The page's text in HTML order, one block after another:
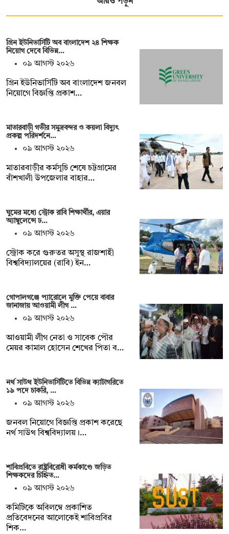
গ্রিন ইউনিভার্সিটি অব বাংলাদেশ ২৪ শিক্ষক
নিয়োগ দেবে বিভিন্ন…
০৯ আগস্ট ২০২৬
গ্রিন ইউনিভার্সিটি অব বাংলাদেশ জনবল
নিয়োগে বিজ্ঞপ্তি প্রকাশ…
মাতারবাড়ী গভীর সমুদ্রবন্দর ও কয়লা বিদ্যুৎ
প্রকল্প পরিদর্শনে…
০৯ আগস্ট ২০২৬
মাতারবাড়ীর কর্মসূচি শেষে চট্টগ্রামের
বাঁশখালী উপজেলার বাহার…
ঘুমের মধ্যে স্ট্রোক রাবি শিক্ষার্থীর, এয়ার
অ্যাম্বুলেন্সে ঢ…
০৯ আগস্ট ২০২৬
স্ট্রোক করে গুরুতর অসুস্থ রাজশাহী
বিশ্ববিদ্যালয়ের (রাবি) ইন…
গোপালগঞ্জে প্যারোলে মুক্তি পেয়ে বাবার
জানাজায় আওয়ামী লীগ …
০৯ আগস্ট ২০২৬
আওয়ামী লীগ নেতা ও সাবেক পৌর
মেয়র কামাল হোসেন শেখের পিতা ব…
নর্থ সাউথ ইউনিভার্সিটিতে বিভিন্ন ক্যাটাগরিতে
১৯ পদে চাকরি, …
০৯ আগস্ট ২০২৬
জনবল নিয়োগে বিজ্ঞপ্তি প্রকাশ করেছে
নর্থ সাউথ বিশ্ববিদ্যালয়।…
শাবিপ্রবিতে রাষ্ট্রবিরোধী কর্মকাণ্ডে জড়িত
শিক্ষকদের চিহ্নিত…
০৯ আগস্ট ২০২৬
কমিটিকে অবিলম্বে প্রকাশিত
প্রতিবেদনের আলোকেই শাবিপ্রবির
শিক…